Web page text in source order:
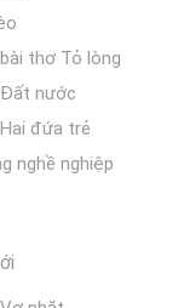
thơ Tỏ lòng
nước
đứa trẻ
nghề nghiệp